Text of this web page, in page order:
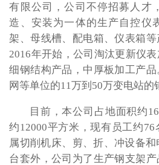
有限公司，公司不停招募人才
造、安装为一体的生产自控仪
架、母线槽、配电箱、仪表箱等
2016年开始，公司淘汰更新仪
细钢结构产品，中厚板加工产
网等单位的11万到50万变电站的
目前，本公司占地面积约
约12000平方米，现有员工约
属切削机床、剪、折、冲设备
台套外，公司为了生产钢支架